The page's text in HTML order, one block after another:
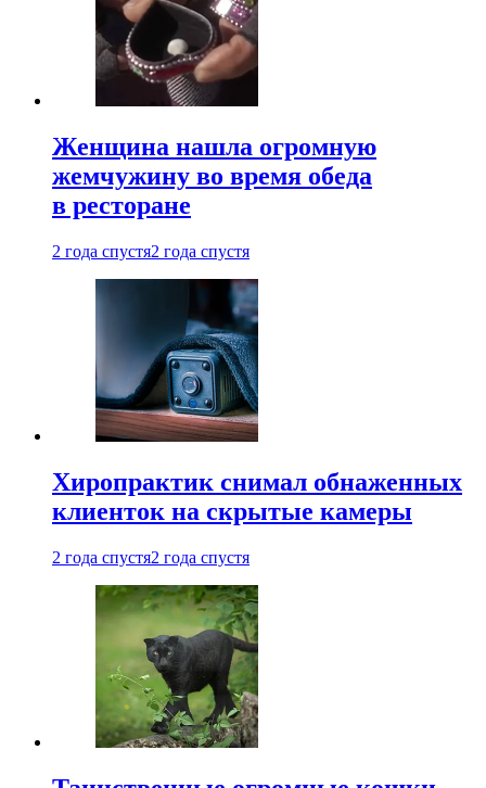
Женщина нашла огромную
жемчужину во время обеда
в ресторане
2 года спустя2 года спустя
Хиропрактик снимал обнаженных
клиенток на скрытые камеры
2 года спустя2 года спустя